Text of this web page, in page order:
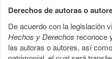
Derechos de autoras o
De acuerdo con la legislación
Hechos y Derechos reconoce
las autoras o autores, así